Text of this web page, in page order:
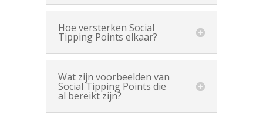
Hoe versterken Social
Tipping Points elkaar?
Wat zijn voorbeelden van
Social Tipping Points die
al bereikt zijn?